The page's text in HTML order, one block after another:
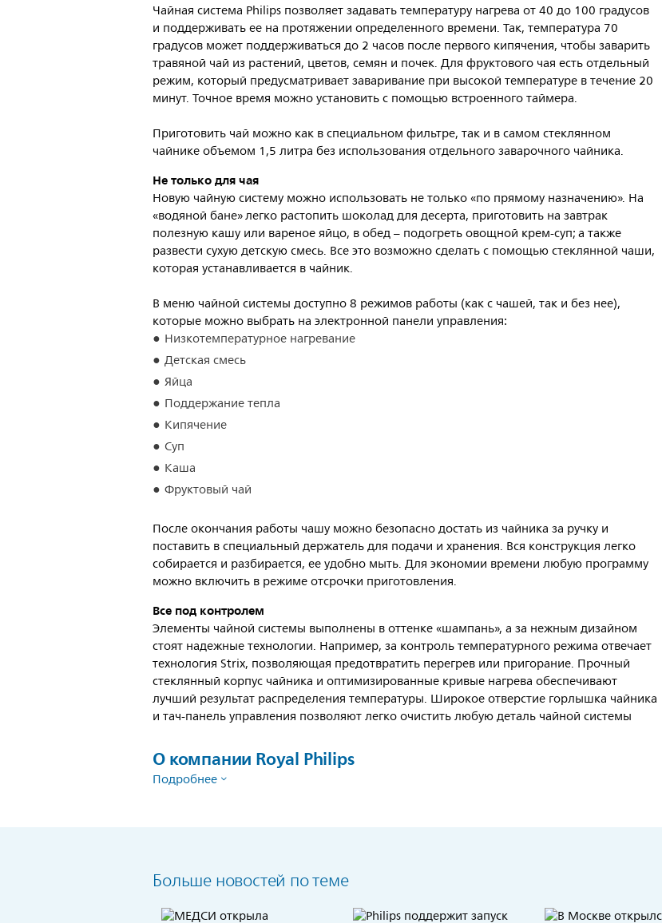
Чайная система Philips позволяет задавать температуру нагрева от 40 до 100 градусов
и поддерживать ее на протяжении определенного времени. Так, температура 70
градусов может поддерживаться до 2 часов после первого кипячения, чтобы заварить
травяной чай из растений, цветов, семян и почек. Для фруктового чая есть отдельный
режим, который предусматривает заваривание при высокой температуре в течение 20
минут. Точное время можно установить с помощью встроенного таймера.
Приготовить чай можно как в специальном фильтре, так и в самом стеклянном
чайнике объемом 1,5 литра без использования отдельного заварочного чайника.
Не только для чая
Новую чайную систему можно использовать не только «по прямому назначению». На
«водяной бане» легко растопить шоколад для десерта, приготовить на завтрак
полезную кашу или вареное яйцо, в обед – подогреть овощной крем-суп; а также
развести сухую детскую смесь. Все это возможно сделать с помощью стеклянной чаши,
которая устанавливается в чайник.
В меню чайной системы доступно 8 режимов работы (как с чашей, так и без нее),
которые можно выбрать на электронной панели управления:
Низкотемпературное нагревание
Детская смесь
Яйца
Поддержание тепла
Кипячение
Суп
Каша
Фруктовый чай
После окончания работы чашу можно безопасно достать из чайника за ручку и
поставить в специальный держатель для подачи и хранения. Вся конструкция легко
собирается и разбирается, ее удобно мыть. Для экономии времени любую программу
можно включить в режиме отсрочки приготовления.
Все под контролем
Элементы чайной системы выполнены в оттенке «шампань», а за нежным дизайном
стоят надежные технологии. Например, за контроль температурного режима отвечает
технология Strix, позволяющая предотвратить перегрев или пригорание. Прочный
стеклянный корпус чайника и оптимизированные кривые нагрева обеспечивают
лучший результат распределения температуры. Широкое отверстие горлышка чайника
и тач-панель управления позволяют легко очистить любую деталь чайной системы
О компании Royal Philips
Подробнее
Больше новостей по теме